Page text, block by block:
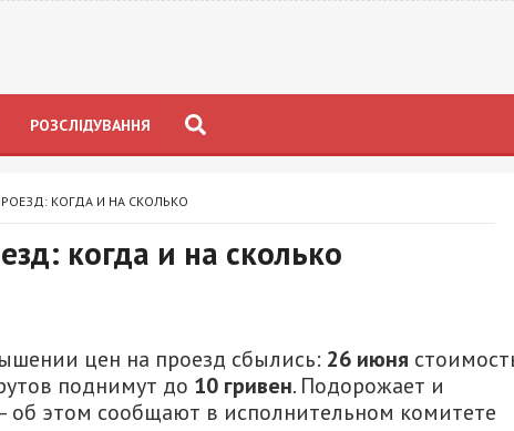
РОЗСЛІДУВАННЯ
КОГДА И НА СКОЛЬКО
когда и на сколько
цен на проезд сбылись: 26 июня
поднимут до 10 гривен. Подорожает и
об этом сообщают в исполнительном комитете